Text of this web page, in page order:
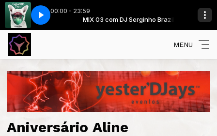
00:00 - 23:59
Brazil MIX 03 com DJ Serginho Brazil
I) (Kaskade Remix) Galantis - Runaway (U I) (Kaskade Remix)
MENU
Aniversário Aline